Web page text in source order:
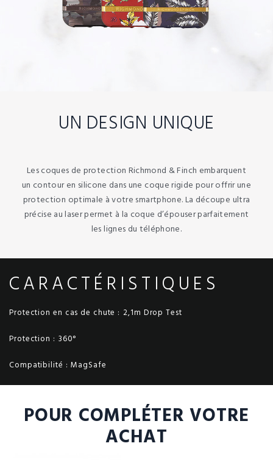
UN DESIGN UNIQUE
Les coques de protection Richmond & Finch embarquent
un contour en silicone dans une coque rigide pour offrir une
protection optimale à votre smartphone. La découpe ultra
précise au laser permet à la coque d’épouser parfaitement
les lignes du téléphone.
CARACTÉRISTIQUES
Protection en cas de chute : 2,1m Drop Test
Protection : 360°
Compatibilité : MagSafe
POUR COMPLÉTER VOTRE
ACHAT